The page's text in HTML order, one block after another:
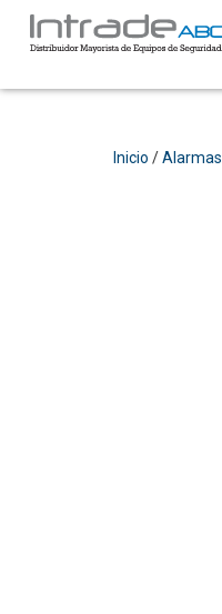
Inicio /Alarmas